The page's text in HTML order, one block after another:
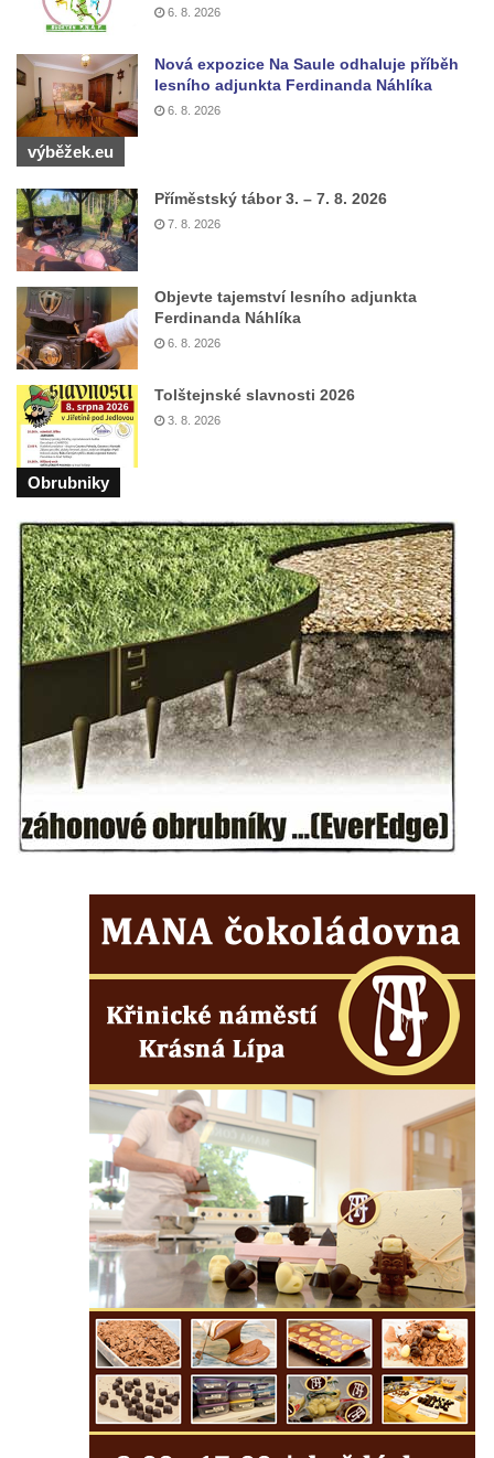
Kaple západně od Veltěž u silnice do
Kaple Panny Marie Růžencové na návsi v
Konětopech
Výklenková kaple u silnice jižně od Hřivic
Kaple svatého Vavřince na návsi v
Touchovicích
Kaple u polní cesty východně od zámku v
Jimlíně
Kaple svatého Rocha na zvířecím hřbitově v
Jimlíně
Kaple v zahradě domu čp. 55 v Jimlíně
Kaple svatého Josefa v Jimlíně
Márnice na hřbitově v Opočně u Loun
Kostel svaté Barbory v Otvicích
Kostel svatého archanděla Michaela ve
Všestudech
Kostel svatého Václava ve Strupčicích
Kaple v Michalovicích
Kostel svatého Mikuláše ve Velkých
Žernosekách
Kaple svatého Urbana ve Velkých
Žernosekách
Kaple svatého Huberta u hradiště Hrádek u
Libochovan
Kostel Narození Panny Marie v
Libochovanech
Nepomuckého ve Starých Křečanech
Kostel svatého Jana Nepomuckého ve
Starých Křečanech
Kostel svatého Kryštofa v Kryštofově Údolí
Hrobka rodiny Havlovy na hřbitově v
Chloumku v Mělníku
Kostel Nejsvětější Trojice na hřbitově v
Chloumku v Mělníku
Kaple svatého Jana Nepomuckého na
Chloumečku v Mělníku
Hřbitovní kaple v Trávníku
Hřbitovní kaple ve Svoru
Kaple na rozcestí v jižní části Budyně nad
Ohří
6. 8. 2026
Nová expozice Na Saule odhaluje příběh
lesního adjunkta Ferdinanda Náhlíka
6. 8. 2026
výběžek.eu
Příměstský tábor 3. – 7. 8. 2026
7. 8. 2026
Objevte tajemství lesního adjunkta
Ferdinanda Náhlíka
6. 8. 2026
Tolštejnské slavnosti 2026
3. 8. 2026
Obrubniky